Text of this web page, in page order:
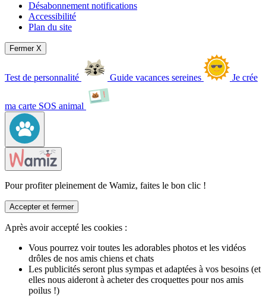
Désabonnement notifications
Accessibilité
Plan du site
Fermer X
Test de personnalité Guide vacances sereines Je crée
ma carte SOS animal
Pour profiter pleinement de Wamiz, faites le bon clic !
Accepter et fermer
Après avoir accepté les cookies :
Vous pourrez voir toutes les adorables photos et les vidéos
drôles de nos amis chiens et chats
Les publicités seront plus sympas et adaptées à vos besoins (et
elles nous aideront à acheter des croquettes pour nos amis
poilus !)